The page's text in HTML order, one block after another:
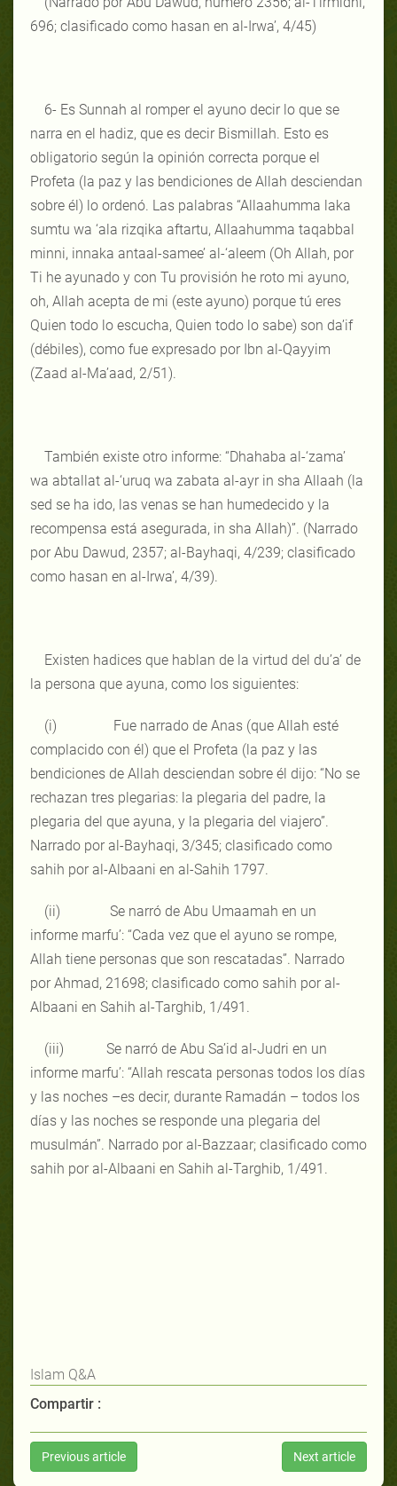
696; clasificado como hasan en al-Irwa’, 4/45)
6- Es Sunnah al romper el ayuno decir lo que se
narra en el hadiz, que es decir Bismillah. Esto es
obligatorio según la opinión correcta porque el
Profeta (la paz y las bendiciones de Allah desciendan
sobre él) lo ordenó. Las palabras “Allaahumma laka
sumtu wa ‘ala rizqika aftartu, Allaahumma taqabbal
minni, innaka antaal-samee’ al-‘aleem (Oh Allah, por
Ti he ayunado y con Tu provisión he roto mi ayuno,
oh, Allah acepta de mi (este ayuno) porque tú eres
Quien todo lo escucha, Quien todo lo sabe) son da’if
(débiles), como fue expresado por Ibn al-Qayyim
(Zaad al-Ma’aad, 2/51).
También existe otro informe: “Dhahaba al-‘zama’
wa abtallat al-‘uruq wa zabata al-ayr in sha Allaah (la
sed se ha ido, las venas se han humedecido y la
recompensa está asegurada, in sha Allah)”. (Narrado
por Abu Dawud, 2357; al-Bayhaqi, 4/239; clasificado
como hasan en al-Irwa’, 4/39).
Existen hadices que hablan de la virtud del du’a’ de
la persona que ayuna, como los siguientes:
(i) Fue narrado de Anas (que Allah esté
complacido con él) que el Profeta (la paz y las
bendiciones de Allah desciendan sobre él dijo: “No se
rechazan tres plegarias: la plegaria del padre, la
plegaria del que ayuna, y la plegaria del viajero”.
Narrado por al-Bayhaqi, 3/345; clasificado como
sahih por al-Albaani en al-Sahih 1797.
(ii) Se narró de Abu Umaamah en un
informe marfu’: “Cada vez que el ayuno se rompe,
Allah tiene personas que son rescatadas”. Narrado
por Ahmad, 21698; clasificado como sahih por al-
Albaani en Sahih al-Targhib, 1/491.
(iii) Se narró de Abu Sa’id al-Judri en un
informe marfu’: “Allah rescata personas todos los días
y las noches –es decir, durante Ramadán – todos los
días y las noches se responde una plegaria del
musulmán”. Narrado por al-Bazzaar; clasificado como
sahih por al-Albaani en Sahih al-Targhib, 1/491.
Islam Q&A
Compartir :
Previous article Next article